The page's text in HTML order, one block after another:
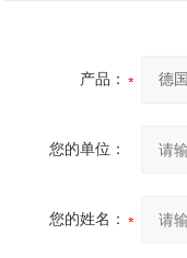
产品：
您的单位：
您的姓名：